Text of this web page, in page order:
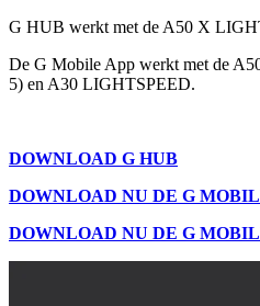
G HUB werkt met de A50 X
De G Mobile App werkt met de
5) en A30 LIGHTSPEED.
DOWNLOAD G HUB
DOWNLOAD NU DE G
DOWNLOAD NU DE G